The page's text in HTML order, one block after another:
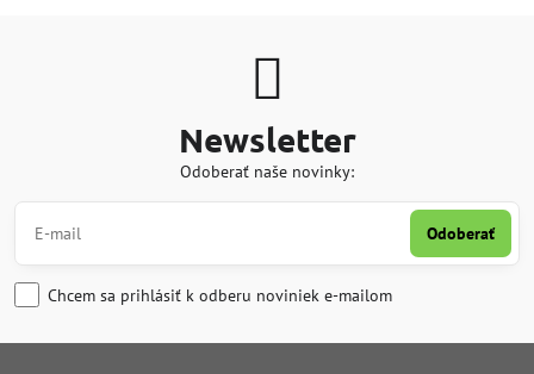
Newsletter
Odoberať naše novinky:
Odoberať
Chcem sa prihlásiť k odberu noviniek e-mailom